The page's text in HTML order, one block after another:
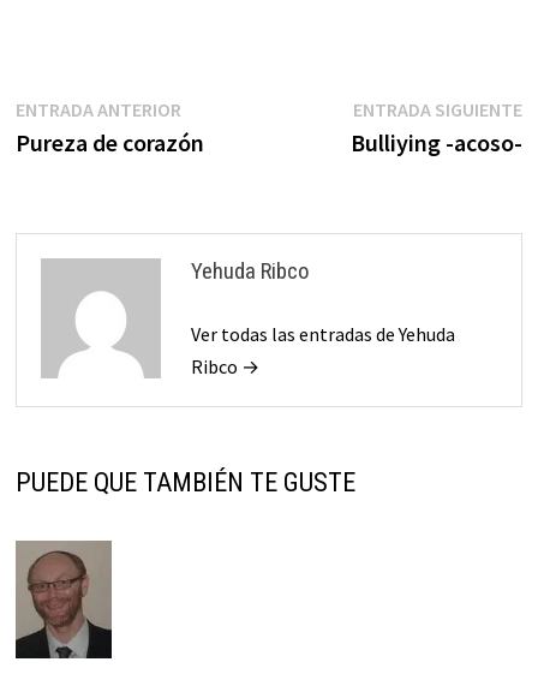
de esa manera encontrar
terrenos en común…
Navegación
de
ENTRADA ANTERIOREntrada
anterior:
Pureza de corazón
ENTRADA SIGUIENTE
Bulliying -acoso-
Yehuda Ribco
Ver todas las entradas de Yehuda
Ribco →
PUEDE QUE TAMBIÉN TE GUSTE